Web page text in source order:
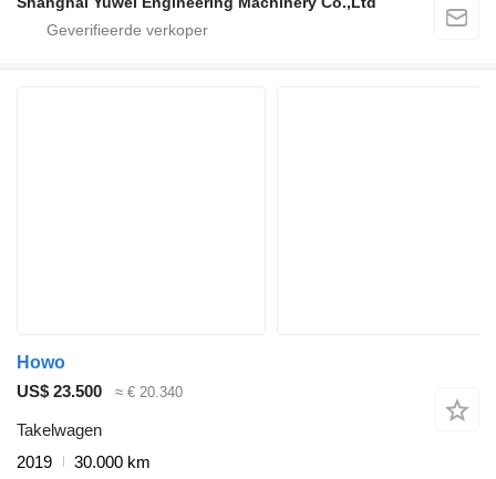
Howo
US$ 23.500
≈ € 20.340
Takelwagen
2019
30.000 km